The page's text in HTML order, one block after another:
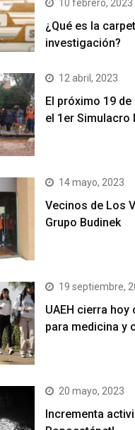
10 febrero, 2023
¿Qué es la
investigación?
12 abril, 2023
El próximo 19
el 1er Simulacro
14 mayo, 2023
Vecinos de Los
Grupo Budinek
19 septiembre,
UAEH cierra
para medicina y
20 mayo, 2023
Incrementa